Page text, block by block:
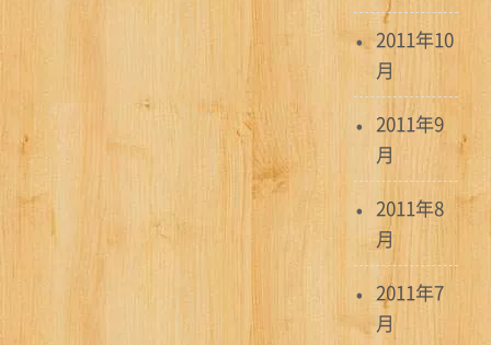
2011年10
月
2011年9
月
2011年8
月
2011年7
月